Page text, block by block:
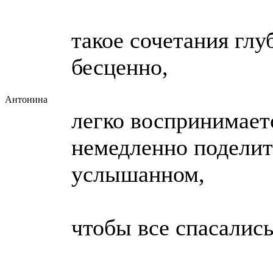
Антонина
такое сочетания
бесценно,
легко
немедленно
услышанном,
чтобы все